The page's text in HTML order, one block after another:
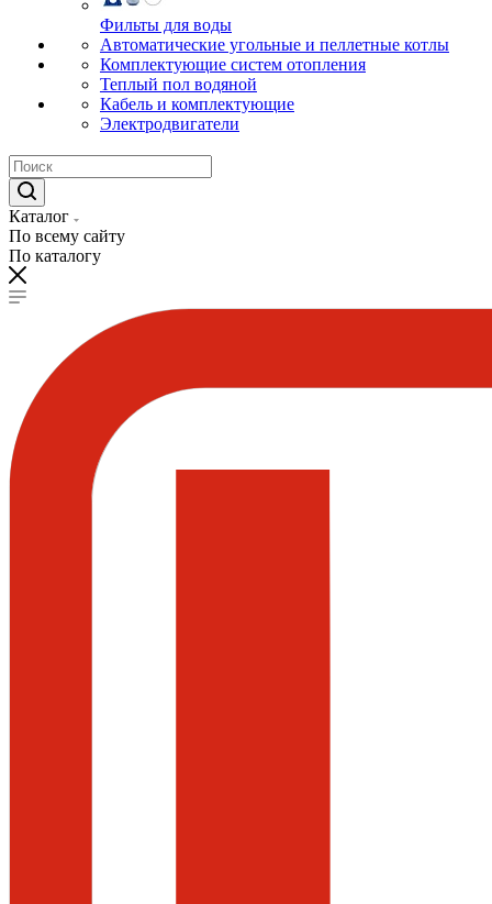
Фильты для воды
Автоматические угольные и пеллетные котлы
Комплектующие систем отопления
Теплый пол водяной
Кабель и комплектующие
Электродвигатели
Каталог
По всему сайту
По каталогу